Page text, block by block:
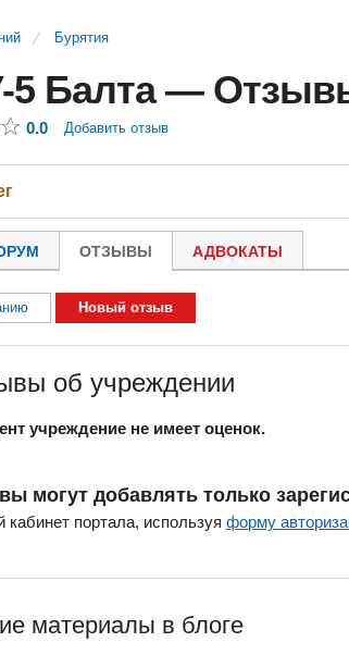
Бурятия
5 Балта —
0.0 Добавить отзыв
ОТЗЫВЫ АДВОКАТЫ
Новый отзыв
об учреждении
учреждение не имеет оценок.
могут добавлять только
портала, используя форму
материалы в блоге